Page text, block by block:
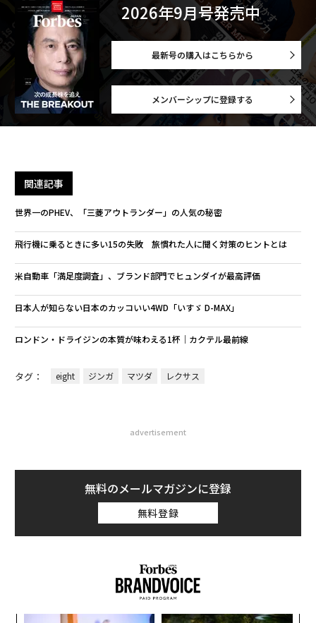
2026年9月号発売中
最新号の購入はこちらから
メンバーシップに登録する
関連記事
世界一のPHEV、「三菱アウトランダー」の人気の秘密
飛行機に乗るときに多い15の失敗 旅慣れた人に聞く対策のヒントとは
米自動車「満足度調査」、ブランド部門でヒュンダイが最高評価
日本人が知らない日本のカッコいい4WD「いすゞ D-MAX」
ロンドン・ドライジンの本質が味わえる1杯｜カクテル最前線
タグ： eight ジンガ マツダ レクサス
advertisement
無料のメールマガジンに登録
無料登録